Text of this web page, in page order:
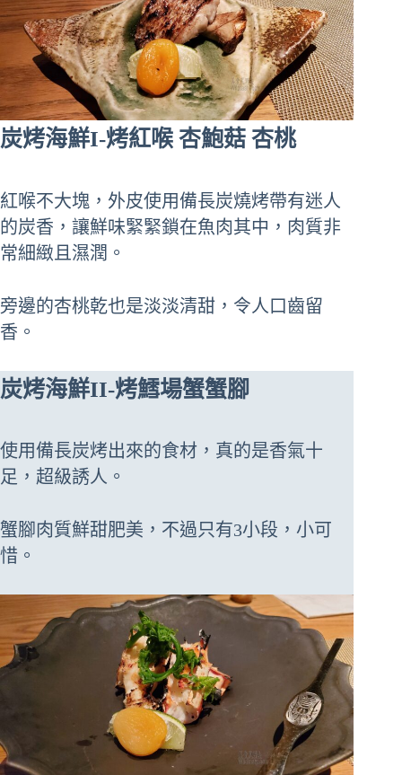
炭烤海鮮I-烤紅喉 杏鮑菇 杏桃
紅喉不大塊，外皮使用備長炭燒烤帶有迷人
的炭香，讓鮮味緊緊鎖在魚肉其中，肉質非
常細緻且濕潤。
旁邊的杏桃乾也是淡淡清甜，令人口齒留
香。
炭烤海鮮II-烤鱈場蟹蟹腳
使用備長炭烤出來的食材，真的是香氣十
足，超級誘人。
蟹腳肉質鮮甜肥美，不過只有3小段，小可
惜。